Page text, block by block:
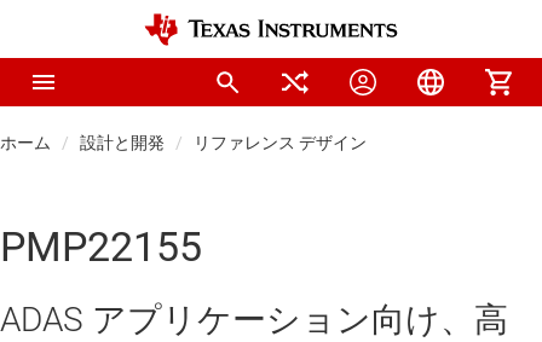
ホーム 設計と開発 リファレンス デザイン
PMP22155
ADAS アプリケーション向け、高